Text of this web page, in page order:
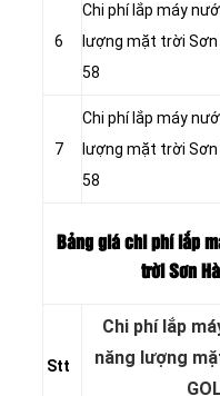
6
Chi phí lắp máy
lượng mặt trời Sơn
58
7
Chi phí lắp máy
lượng mặt trời Sơn
58
Bảng giá chi phí lắp
trời Sơn
Stt
Chi phí lắp
năng lượng